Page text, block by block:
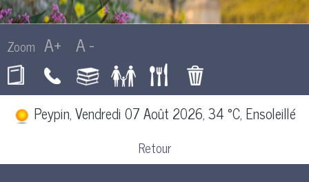
Peypin, Vendredi 07 Août 2026, 34 °C, Ensoleillé
Retour